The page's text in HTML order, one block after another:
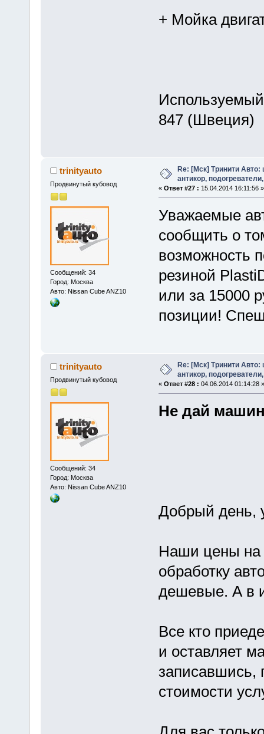
+ Мойка
847 (Швеция)
trinityauto
Продвинутый кубовод
Сообщений: 34
Город: Москва
Авто: Nissan Cube ANZ10
Re: [Мск] Тринити Авто:
антикор,
« Ответ #27 : 15.04.2014 16:11:56 »
Уважаемые
сообщить о
возможность
резиной
или за 15000
позиции!
trinityauto
Продвинутый кубовод
Сообщений: 34
Город: Москва
Авто: Nissan Cube ANZ10
Re: [Мск] Тринити Авто:
антикор,
« Ответ #28 : 04.06.2014 01:14:28 »
Не дай
Добрый день,
Наши цены на
обработку
дешевые. А в
Все кто
и оставляет
записавшись,
стоимости